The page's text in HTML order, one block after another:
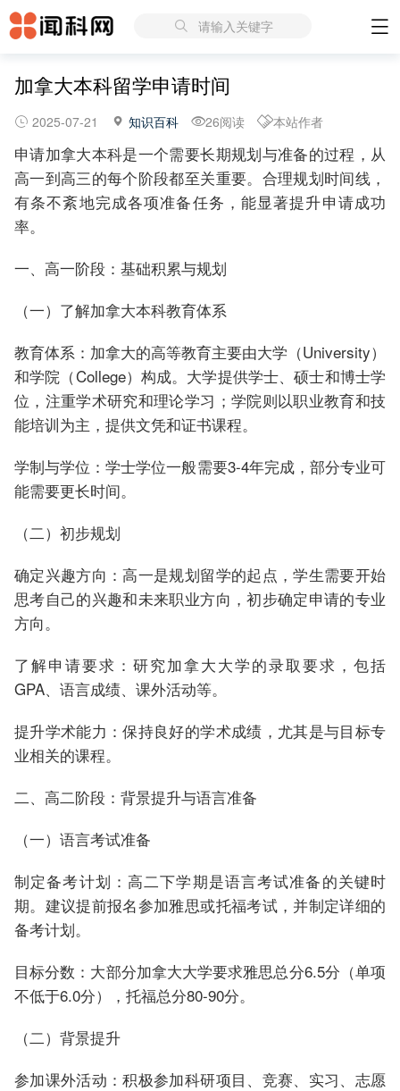
请输入关键字
加拿大本科留学申请时间
2025-07-21 知识百科 26阅读 本站作者
申请加拿大本科是一个需要长期规划与准备的过程，从
高一到高三的每个阶段都至关重要。合理规划时间线，
有条不紊地完成各项准备任务，能显著提升申请成功
率。
一、高一阶段：基础积累与规划
（一）了解加拿大本科教育体系
教育体系：加拿大的高等教育主要由大学（University）
和学院（College）构成。大学提供学士、硕士和博士学
位，注重学术研究和理论学习；学院则以职业教育和技
能培训为主，提供文凭和证书课程。
学制与学位：学士学位一般需要3-4年完成，部分专业可
能需要更长时间。
（二）初步规划
确定兴趣方向：高一是规划留学的起点，学生需要开始
思考自己的兴趣和未来职业方向，初步确定申请的专业
方向。
了解申请要求：研究加拿大大学的录取要求，包括
GPA、语言成绩、课外活动等。
提升学术能力：保持良好的学术成绩，尤其是与目标专
业相关的课程。
二、高二阶段：背景提升与语言准备
（一）语言考试准备
制定备考计划：高二下学期是语言考试准备的关键时
期。建议提前报名参加雅思或托福考试，并制定详细的
备考计划。
目标分数：大部分加拿大大学要求雅思总分6.5分（单项
不低于6.0分），托福总分80-90分。
（二）背景提升
参加课外活动：积极参加科研项目、竞赛、实习、志愿